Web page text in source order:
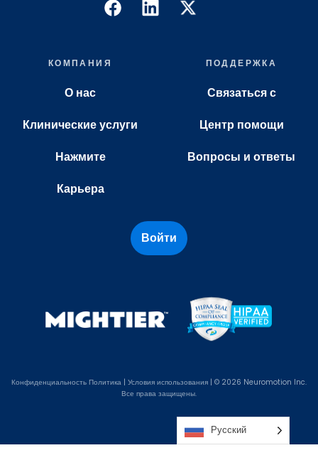
КОМПАНИЯ
О нас
Клинические услуги
Нажмите
Карьера
ПОДДЕРЖКА
Связаться с
Центр помощи
Вопросы и ответы
Войти
Конфиденциальность Политика | Условия использования | © 2026 Neuromotion Inc.
Все права защищены.
Русский